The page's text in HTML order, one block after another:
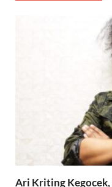
Ari Kriting Kegocek,